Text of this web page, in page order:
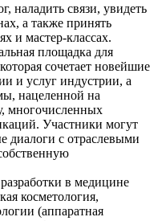
наладить связи, увидеть
а также принять
и мастер-классах.
площадка для
сочетает новейшие
и услуг индустрии, а
нацеленной на
многочисленных
Участники могут
диалоги с отраслевыми
в медицине
косметология,
(аппаратная